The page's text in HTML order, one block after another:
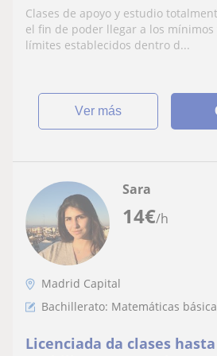
Clases de apoyo y estudio
el fin de poder llegar a los mínimos
límites establecidos dentro d...
ver más
14€/h
Sara
Madrid Capital
Bachillerato: Matemáticas
Licenciada da clases hasta